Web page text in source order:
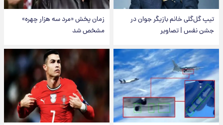
تیپ گل‌گلی خانم بازیگر جوان در
جشن نفس | تصاویر
زمان پخش «مرد سه هزار چهره»
مشخص شد